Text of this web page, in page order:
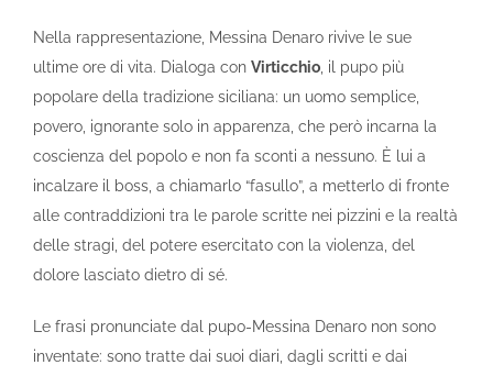
Nella rappresentazione, Messina Denaro rivive le sue
ultime ore di vita. Dialoga con Virticchio, il pupo più
popolare della tradizione siciliana: un uomo semplice,
povero, ignorante solo in apparenza, che però incarna la
coscienza del popolo e non fa sconti a nessuno. È lui a
incalzare il boss, a chiamarlo “fasullo”, a metterlo di fronte
alle contraddizioni tra le parole scritte nei pizzini e la realtà
delle stragi, del potere esercitato con la violenza, del
dolore lasciato dietro di sé.
Le frasi pronunciate dal pupo-Messina Denaro non sono
inventate: sono tratte dai suoi diari, dagli scritti e dai